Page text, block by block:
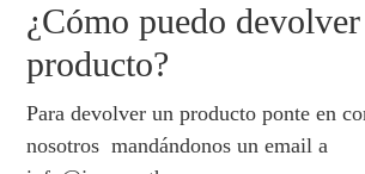
¿Cómo puedo
producto?
Para devolver un producto ponte en
nosotros mandándonos un email a